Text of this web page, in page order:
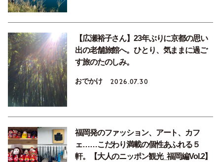
【広瀬裕子さん】23年ぶりに京都の思い
出の老舗旅館へ。ひとり、気ままに過ご
す旅のたのしみ。
おでかけ 2026.07.30
福岡発のファッション、アート、カフ
ェ……こだわり満載の個性あふれる５
軒。【大人のニッポン観光_福岡編Vol.2】